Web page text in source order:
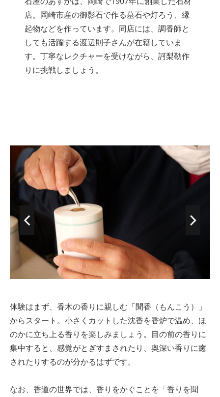
店。岡崎市産の御影石で作る墓石や灯ろう、縁
起物などを作っています。同店には、調香師と
しても活躍する渡辺則子さんが在籍していま
す。丁寧なレクチャーを受けながら、訶梨勒作
りに挑戦しましょう。
体験はまず、香木の香りに親しむ「聞香（もんこう）」
からスタート。小さくカットした沈香を香炉で温め、ほ
のかに立ち上る香りを楽しみましょう。目の前の香りに
集中すると、感覚がとぎすまされたり、奥深い香りに癒
されたりするのが分かるはずです。
なお、香道の世界では、香りをかぐことを「香りを聞